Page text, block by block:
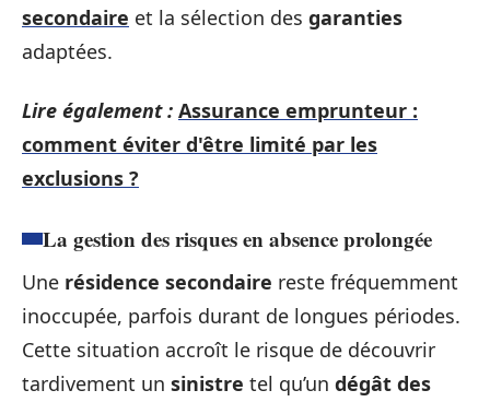
secondaire et la sélection des garanties
adaptées.
Lire également : Assurance emprunteur :
comment éviter d'être limité par les
exclusions ?
La gestion des risques en absence prolongée
Une résidence secondaire reste fréquemment
inoccupée, parfois durant de longues périodes.
Cette situation accroît le risque de découvrir
tardivement un sinistre tel qu’un dégât des